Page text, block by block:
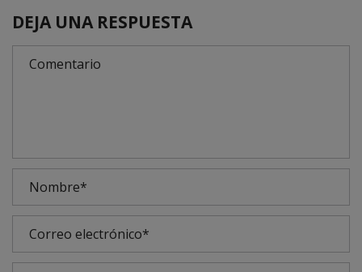
DEJA UNA RESPUESTA